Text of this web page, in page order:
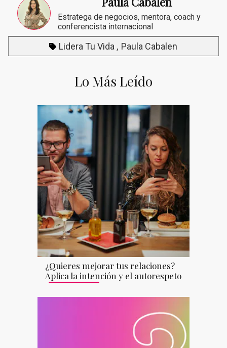
Estratega de negocios, mentora, coach y
conferencista internacional
Lidera Tu Vida Paula Cabalen
Lo Más Leído
¿Quieres mejorar tus relaciones?
Aplica la intención y el autorespeto